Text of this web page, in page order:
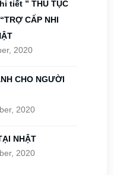
tiết ” THỦ TỤC
CẤP NHI
2020
CHO NGƯỜI
2020
NHẬT
2020